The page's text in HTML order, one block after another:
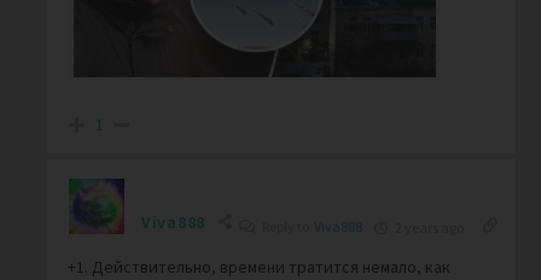
1
Viva888 Viva888
+1. Действительно, времени тратится немало, как